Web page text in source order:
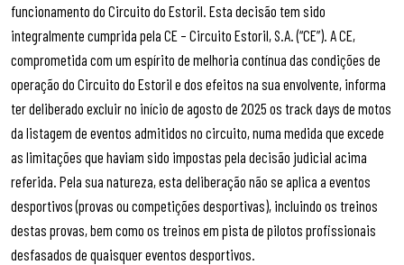
funcionamento do Circuito do Estoril. Esta decisão tem sido
integralmente cumprida pela CE – Circuito Estoril, S.A. (“CE”). A CE,
comprometida com um espírito de melhoria contínua das condições de
operação do Circuito do Estoril e dos efeitos na sua envolvente, informa
ter deliberado excluir no início de agosto de 2025 os track days de motos
da listagem de eventos admitidos no circuito, numa medida que excede
as limitações que haviam sido impostas pela decisão judicial acima
referida. Pela sua natureza, esta deliberação não se aplica a eventos
desportivos (provas ou competições desportivas), incluindo os treinos
destas provas, bem como os treinos em pista de pilotos profissionais
desfasados de quaisquer eventos desportivos.